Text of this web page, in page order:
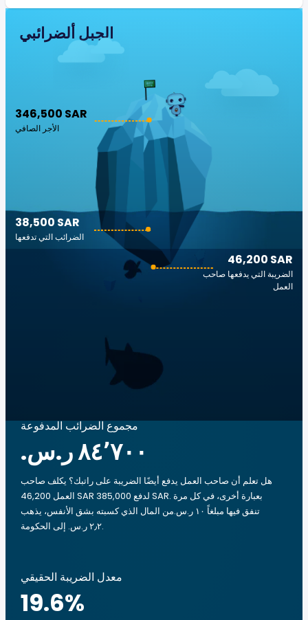
الجبل ألضرائبي
346,500 SAR
الأجر الصافي
46,200 SAR
الضريبة التي يدفعها صاحب
العمل
38,500 SAR
الضرائب التي تدفعها
مجموع الضرائب المدفوعة
هل تعلم أن صاحب العمل يدفع أيضًا الضريبة على راتبك؟ يكلف صاحب
العمل 46,200 SAR لدفع 385,000 SAR. بعبارة أخرى، في كل مرة
تنفق فيها مبلغاً ‏١٠ ر.س.‏من المال الذي كسبته بشق الأنفس، يذهب
‏٢٫٢ ر.س.‏ إلى الحكومة.
معدل الضريبة الحقيقي
19.6%